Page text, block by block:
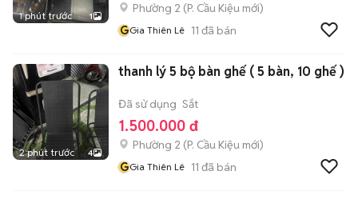
1 phút trước 1
Phường 2 (P. Cầu Kiệu mới)
GGia Thiên Lê 11 đã bán
2 phút trước 4
thanh lý 5 bộ bàn ghế ( 5 bàn, 10 ghế )
Đã sử dụng Sắt
1.500.000 đ
Phường 2 (P. Cầu Kiệu mới)
GGia Thiên Lê 11 đã bán